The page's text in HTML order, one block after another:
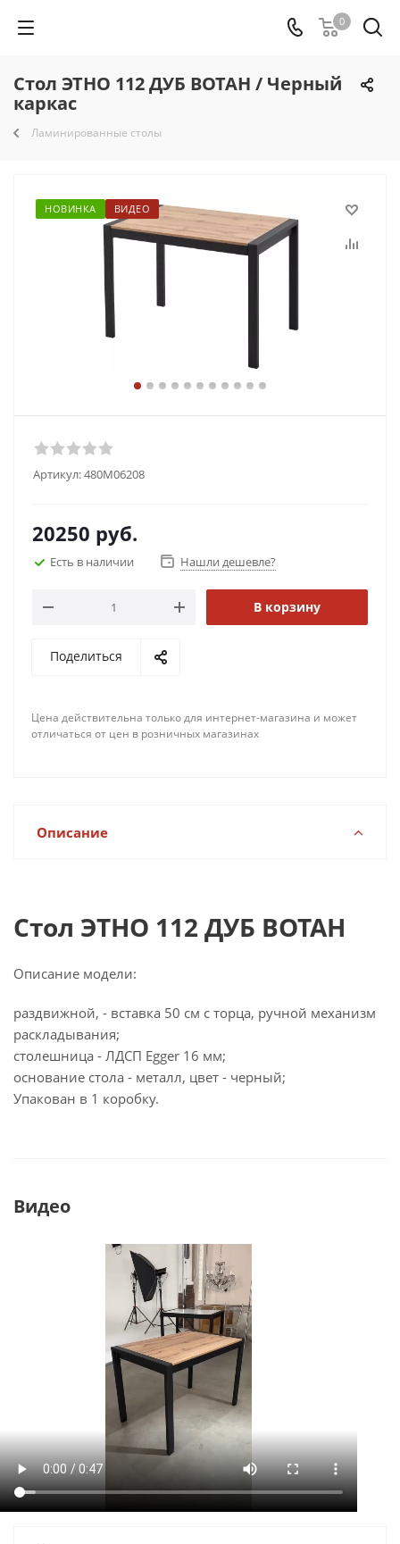
0
Стол ЭТНО 112 ДУБ ВОТАН / Черный
каркас
Ламинированные столы
НОВИНКА ВИДЕО
Артикул:480M06208
20250 руб.
Есть в наличии Нашли дешевле?
В корзину
Поделиться
Цена действительна только для интернет-магазина и может
отличаться от цен в розничных магазинах
Описание
Стол ЭТНО 112 ДУБ ВОТАН
Описание модели:
раздвижной, - вставка 50 см с торца, ручной механизм
раскладывания;
столешница - ЛДСП Egger 16 мм;
основание стола - металл, цвет - черный;
Упакован в 1 коробку.
Видео